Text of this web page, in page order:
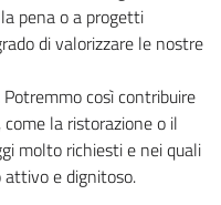
pena o a progetti
di valorizzare le nostre
così contribuire
la ristorazione o il
molto richiesti e nei quali
e dignitoso.